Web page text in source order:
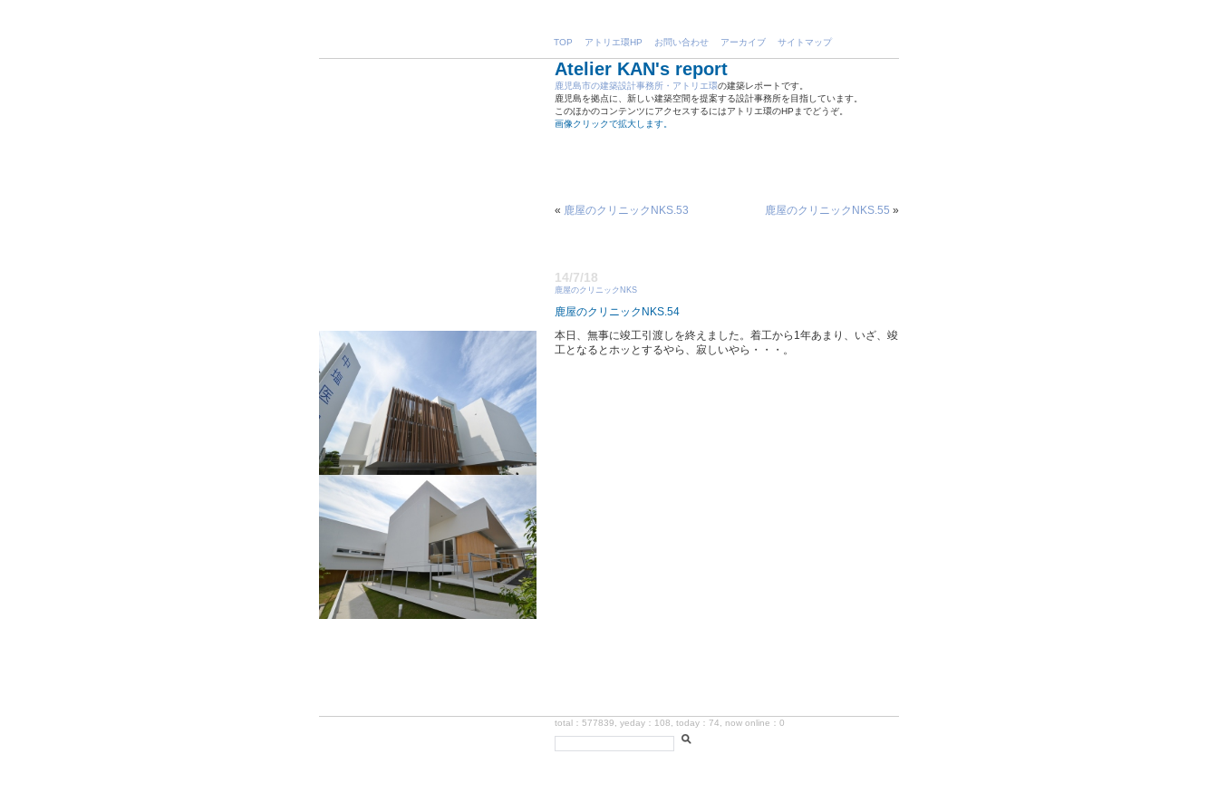
TOP アトリエ環HP お問い合わせ アーカイブ サイトマップ
Atelier KAN's report
鹿児島市の建築設計事務所・アトリエ環の建築レポートです。
鹿児島を拠点に、新しい建築空間を提案する設計事務所を目指しています。
このほかのコンテンツにアクセスするにはアトリエ環のHPまでどうぞ。
画像クリックで拡大します。
« 鹿屋のクリニックNKS.53 鹿屋のクリニックNKS.55 »
14/7/18
鹿屋のクリニックNKS
鹿屋のクリニックNKS.54
本日、無事に竣工引渡しを終えました。着工から1年あまり、いざ、竣
工となるとホッとするやら、寂しいやら・・・。
total：577839, yeday：108, today：74, now online：0